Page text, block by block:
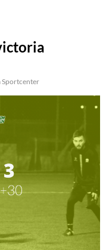
Sportcenter